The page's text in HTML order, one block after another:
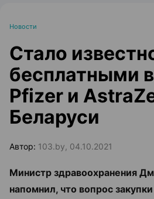
Новости
Стало
бесплатными
Pfizer и
Беларуси
Автор: 103.by, 04.10.2021
Министр здравоохранения
напомнил, что вопрос